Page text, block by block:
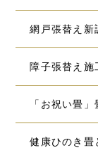
網戸張替え新
障子張替え施
「お祝い畳
健康ひのき畳